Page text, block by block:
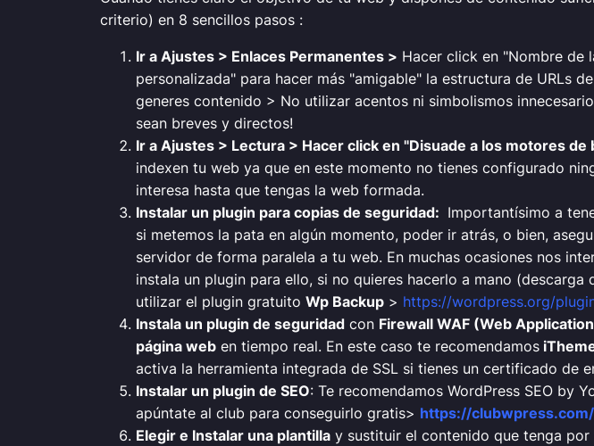
criterio) en 8 sencillos pasos :
Ir a Ajustes > Enlaces Permanentes > Hacer click en "Nombre de
personalizada" para hacer más "amigable" la estructura de URLs
generes contenido > No utilizar acentos ni simbolismos
sean breves y directos!
Ir a Ajustes > Lectura > Hacer click en "Disuade a los motores
indexen tu web ya que en este momento no tienes configurado
interesa hasta que tengas la web formada.
Instalar un plugin para copias de seguridad: Importantísimo a
si metemos la pata en algún momento, poder ir atrás, o bien,
servidor de forma paralela a tu web. En muchas ocasiones nos
instala un plugin para ello, si no quieres hacerlo a mano
utilizar el plugin gratuito Wp Backup > https://wordpress.org/
Instala un plugin de seguridad con Firewall WAF (Web
página web en tiempo real. En este caso te recomendamos
activa la herramienta integrada de SSL si tienes un certificado de
Instalar un plugin de SEO: Te recomendamos WordPress SEO by
apúntate al club para conseguirlo gratis> https://
Elegir e Instalar una plantilla y sustituir el contenido que tenga